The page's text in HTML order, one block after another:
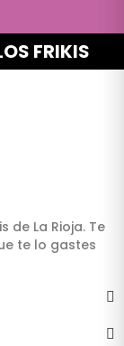
FRIKIS
de La Rioja. Te
te lo gastes